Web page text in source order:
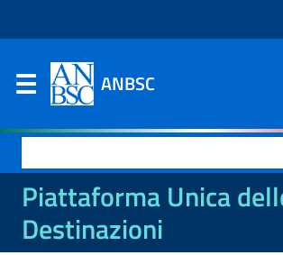
ANBSC
per:
Piattaforma Unica
Destinazioni